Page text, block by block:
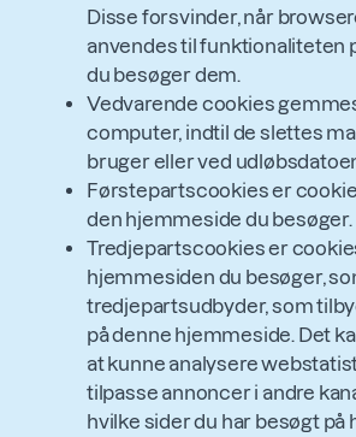
Disse forsvinder, når
anvendes til funktionaliteten
du besøger dem.
Vedvarende cookies
computer, indtil de slettes
bruger eller ved
Førstepartscookies er
den hjemmeside du besøger.
Tredjepartscookies er
hjemmesiden du besøger,
tredjepartsudbyder, som
på denne hjemmeside. Det
at kunne analysere
tilpasse annoncer i andre
hvilke sider du har besøgt på